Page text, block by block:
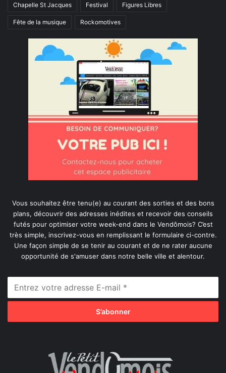
Chapelle St Jacques Festival Figures Libres
Fête de la musique Rockomotives
Vous souhaitez être tenu(e) au courant des sorties et des bons
plans, découvrir des adresses inédites et recevoir des conseils
futés pour optimiser votre week-end dans le Vendômois? C’est
très simple, inscrivez-vous en remplissant le formulaire ci-contre.
Une façon simple de se tenir au courant et de ne rater aucune
opportunité de s'amuser dans notre belle ville et alentour.